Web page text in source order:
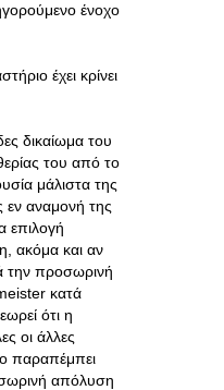
ένοχο
έχει κρίνει
δικαίωμα του
του από το
μάλιστα της
εν αναμονή της
επιλογή
ακόμα και αν
την προσωρινή
κατά
ότι η
οι άλλες
παραπέμπει
απόλυση